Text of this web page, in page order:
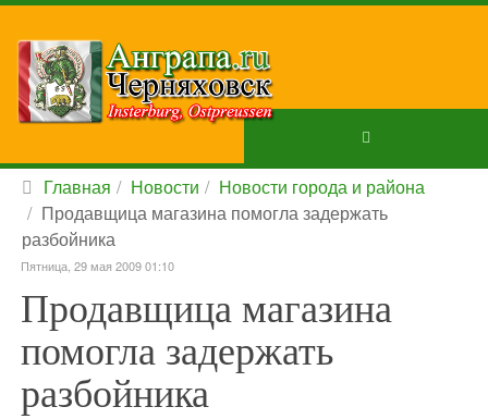
Главная Новости
Новости города и района
Продавщица магазина помогла задержать
разбойника
Пятница, 29 мая 2009 01:10
Продавщица магазина
помогла задержать
разбойника